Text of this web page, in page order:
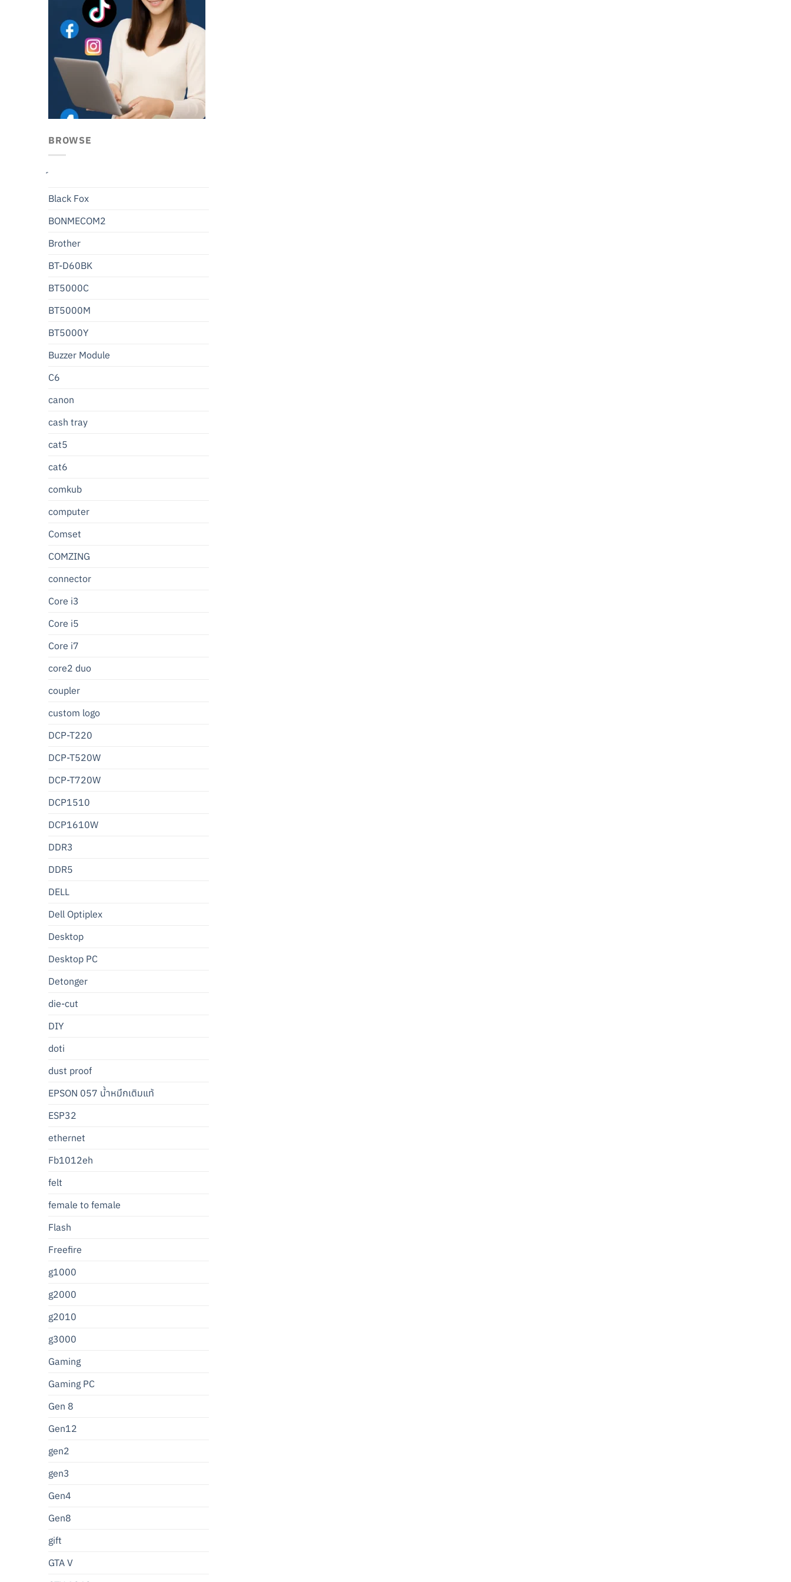
BROWSE
Black Fox
BONMECOM2
Brother
BT-D60BK
BT5000C
BT5000M
BT5000Y
Buzzer Module
C6
canon
cash tray
cat5
cat6
comkub
computer
Comset
COMZING
connector
Core i3
Core i5
Core i7
core2 duo
coupler
custom logo
DCP-T220
DCP-T520W
DCP-T720W
DCP1510
DCP1610W
DDR3
DDR5
DELL
Dell Optiplex
Desktop
Desktop PC
Detonger
die-cut
DIY
doti
dust proof
EPSON 057 น้ำหมึกเติมแท้
ESP32
ethernet
Fb1012eh
felt
female to female
Flash
Freefire
g1000
g2000
g2010
g3000
Gaming
Gaming PC
Gen 8
Gen12
gen2
gen3
Gen4
Gen8
gift
GTA V